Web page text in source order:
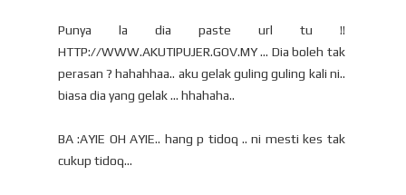
Punya la dia paste url tu !!
HTTP://WWW.AKUTIPUJER.GOV.MY ... Dia boleh tak
perasan ? hahahhaa.. aku gelak guling guling kali ni..
biasa dia yang gelak ... hhahaha..
BA :AYIE OH AYIE.. hang p tidoq .. ni mesti kes tak
cukup tidoq...